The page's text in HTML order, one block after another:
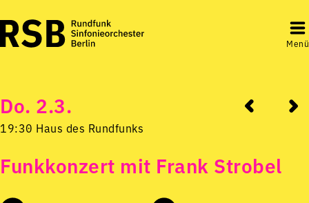
Menü
Do. 2.3.
19:30 Haus des Rundfunks
Funkkonzert mit Frank Strobel